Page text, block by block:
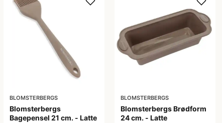
BLOMSTERBERGS
Blomsterbergs
Bagepensel 21 cm. - Latte
BLOMSTERBERGS
Blomsterbergs Brødform
24 cm. - Latte